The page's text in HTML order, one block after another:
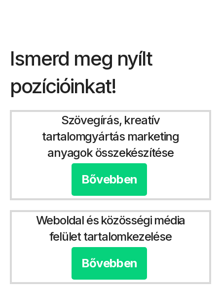
Ismerd meg nyílt
pozícióinkat!
Szövegírás, kreatív
tartalomgyártás marketing
anyagok összekészítése
Bővebben
Weboldal és közösségi média
felület tartalomkezelése
Bővebben